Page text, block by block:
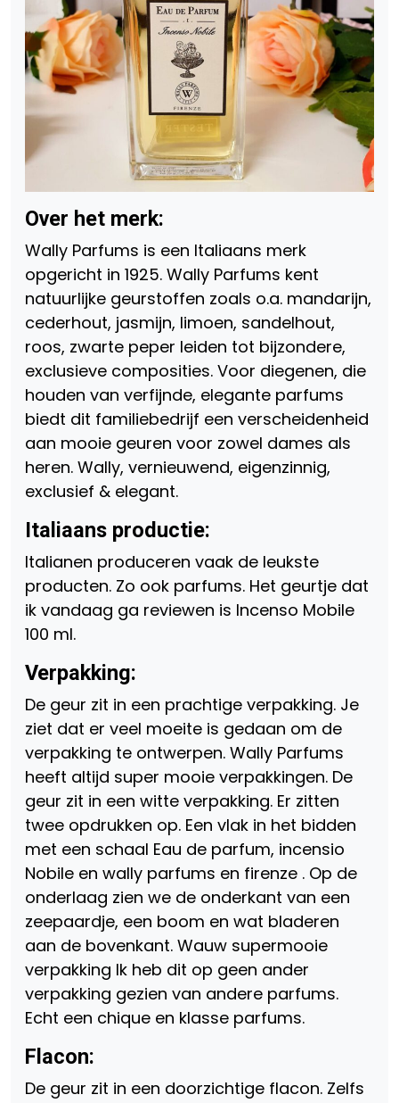
Over het merk:
Wally Parfums is een Italiaans merk
opgericht in 1925. Wally Parfums kent
natuurlijke geurstoffen zoals o.a. mandarijn,
cederhout, jasmijn, limoen, sandelhout,
roos, zwarte peper leiden tot bijzondere,
exclusieve composities. Voor diegenen, die
houden van verfijnde, elegante parfums
biedt dit familiebedrijf een verscheidenheid
aan mooie geuren voor zowel dames als
heren. Wally, vernieuwend, eigenzinnig,
exclusief & elegant.
Italiaans productie:
Italianen produceren vaak de leukste
producten. Zo ook parfums. Het geurtje dat
ik vandaag ga reviewen is Incenso Mobile
100 ml.
Verpakking:
De geur zit in een prachtige verpakking. Je
ziet dat er veel moeite is gedaan om de
verpakking te ontwerpen. Wally Parfums
heeft altijd super mooie verpakkingen. De
geur zit in een witte verpakking. Er zitten
twee opdrukken op. Een vlak in het bidden
met een schaal Eau de parfum, incensio
Nobile en wally parfums en firenze . Op de
onderlaag zien we de onderkant van een
zeepaardje, een boom en wat bladeren
aan de bovenkant. Wauw supermooie
verpakking Ik heb dit op geen ander
verpakking gezien van andere parfums.
Echt een chique en klasse parfums.
Flacon:
De geur zit in een doorzichtige flacon. Zelfs